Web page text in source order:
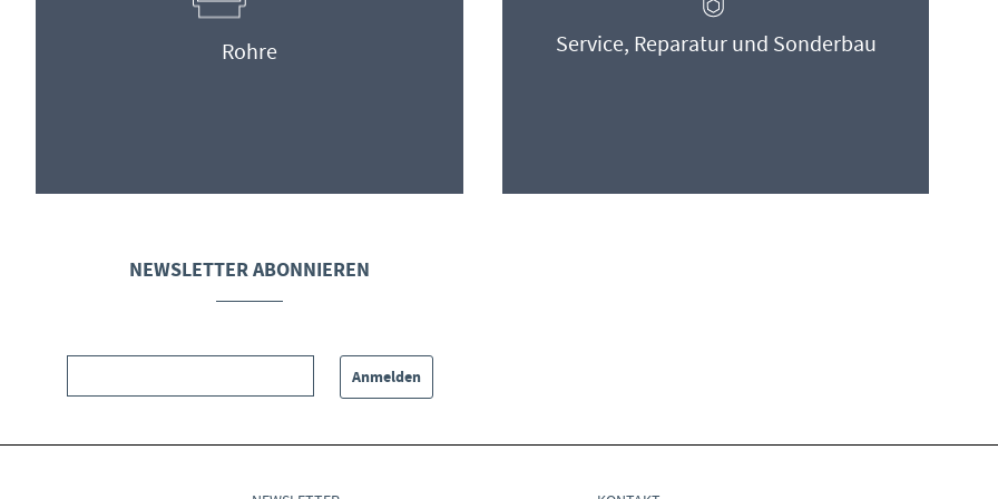
Rohre Service, Reparatur und Sonderbau
NEWSLETTER ABONNIEREN